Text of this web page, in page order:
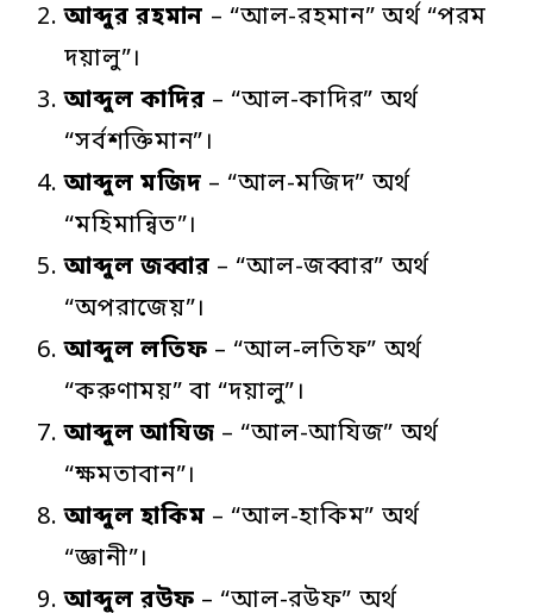
আব্দুর রহমান – “আল-রহমান” অর্থ “পরম
দয়ালু”।
আব্দুল কাদির – “আল-কাদির” অর্থ
“সর্বশক্তিমান”।
আব্দুল মজিদ – “আল-মজিদ” অর্থ
“মহিমান্বিত”।
আব্দুল জব্বার – “আল-জব্বার” অর্থ
“অপরাজেয়”।
আব্দুল লতিফ – “আল-লতিফ” অর্থ
“করুণাময়” বা “দয়ালু”।
আব্দুল আযিজ – “আল-আযিজ” অর্থ
“ক্ষমতাবান”।
আব্দুল হাকিম – “আল-হাকিম” অর্থ
“জ্ঞানী”।
আব্দুল রউফ – “আল-রউফ” অর্থ